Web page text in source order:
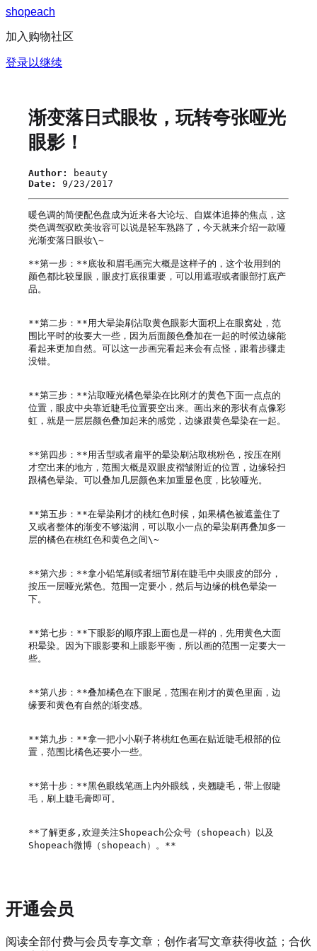
shopeach
加入购物社区
登录以继续
渐变落日式眼妆，玩转夸张哑光
眼影！
Author:
beauty
Date:
9/23/2017
暖色调的简便配色盘成为近来各大论坛、自媒体追捧的焦点，这
类色调驾驭欧美妆容可以说是轻车熟路了，今天就来介绍一款哑
光渐变落日眼妆\~
**第一步：**底妆和眉毛画完大概是这样子的，这个妆用到的
颜色都比较显眼，眼皮打底很重要，可以用遮瑕或者眼部打底产
品。
**第二步：**用大晕染刷沾取黄色眼影大面积上在眼窝处，范
围比平时的妆要大一些，因为后面颜色叠加在一起的时候边缘能
看起来更加自然。可以这一步画完看起来会有点怪，跟着步骤走
没错。
**第三步：**沾取哑光橘色晕染在比刚才的黄色下面一点点的
位置，眼皮中央靠近睫毛位置要空出来。画出来的形状有点像彩
虹，就是一层层颜色叠加起来的感觉，边缘跟黄色晕染在一起。
**第四步：**用舌型或者扁平的晕染刷沾取桃粉色，按压在刚
才空出来的地方，范围大概是双眼皮褶皱附近的位置，边缘轻扫
跟橘色晕染。可以叠加几层颜色来加重显色度，比较哑光。
**第五步：**在晕染刚才的桃红色时候，如果橘色被遮盖住了
又或者整体的渐变不够滋润，可以取小一点的晕染刷再叠加多一
层的橘色在桃红色和黄色之间\~
**第六步：**拿小铅笔刷或者细节刷在睫毛中央眼皮的部分，
按压一层哑光紫色。范围一定要小，然后与边缘的桃色晕染一
下。
**第七步：**下眼影的顺序跟上面也是一样的，先用黄色大面
积晕染。因为下眼影要和上眼影平衡，所以画的范围一定要大一
些。
**第八步：**叠加橘色在下眼尾，范围在刚才的黄色里面，边
缘要和黄色有自然的渐变感。
**第九步：**拿一把小小刷子将桃红色画在贴近睫毛根部的位
置，范围比橘色还要小一些。
**第十步：**黑色眼线笔画上内外眼线，夹翘睫毛，带上假睫
毛，刷上睫毛膏即可。
**了解更多,欢迎关注Shopeach公众号（shopeach）以及
开通会员
阅读全部付费与会员专享文章；创作者写文章获得收益；合伙